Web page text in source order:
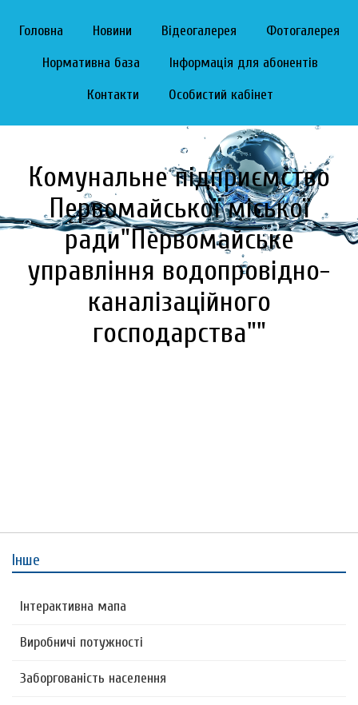
Головна Новини Відеогалерея
Фотогалерея
Нормативна база
Інформація для абонентів
Контакти
Особистий кабінет
Комунальне підприємство
Первомайської міської
ради"Первомайське
управління водопровідно-
каналізаційного
господарства""
Інше
Інтерактивна мапа
Виробничі потужності
Заборгованість населення